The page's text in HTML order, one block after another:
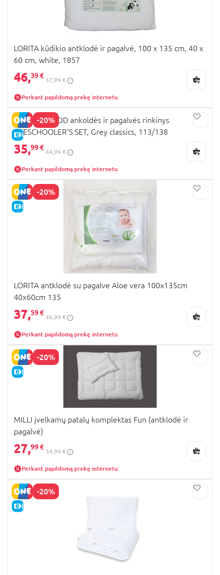
LORITA kūdikio antklodė ir pagalvė, 100 x 135 cm, 40 x
60 cm, white, 1857
46,39 €
57,99 €
Perkant papildomą prekę internetu
-20%
E-KAINA
MOTHERHOOD ankoldės ir pagalvės rinkinys
PRESCHOOLER'S SET, Grey classics, 113/138
35,99 €
44,99 €
Perkant papildomą prekę internetu
-20%
E-KAINA
LORITA antklodė su pagalve Aloe vera 100x135cm
40x60cm 135
37,59 €
46,99 €
Perkant papildomą prekę internetu
-20%
E-KAINA
MILLI įvelkamų patalų komplektas Fun (antklodė ir
pagalvė)
27,99 €
34,99 €
Perkant papildomą prekę internetu
-20%
E-KAINA